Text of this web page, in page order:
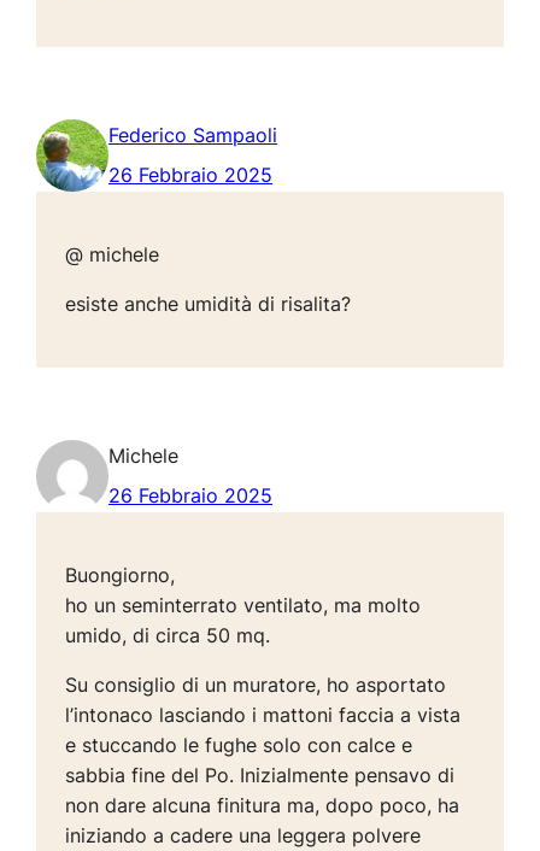
Federico Sampaoli
26 Febbraio 2025
@ michele
esiste anche umidità di risalita?
Michele
26 Febbraio 2025
Buongiorno,
ho un seminterrato ventilato, ma molto
umido, di circa 50 mq.
Su consiglio di un muratore, ho asportato
l’intonaco lasciando i mattoni faccia a vista
e stuccando le fughe solo con calce e
sabbia fine del Po. Inizialmente pensavo di
non dare alcuna finitura ma, dopo poco, ha
iniziando a cadere una leggera polvere